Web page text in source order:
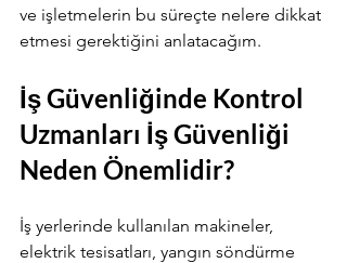
ve işletmelerin bu süreçte nelere dikkat
etmesi gerektiğini anlatacağım.
İş Güvenliğinde Kontrol
Uzmanları İş Güvenliği
Neden Önemlidir?
İş yerlerinde kullanılan makineler,
elektrik tesisatları, yangın söndürme